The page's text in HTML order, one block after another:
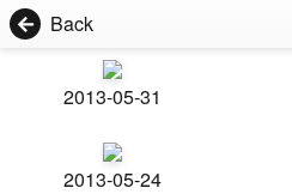
Back
2013-05-31
2013-05-24